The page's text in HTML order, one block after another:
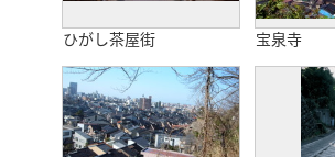
ひがし茶屋街 宝泉寺